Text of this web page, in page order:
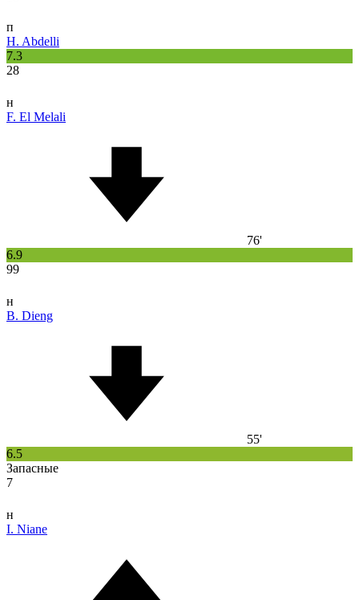
п
H. Abdelli
7.3
28
н
F. El Melali
76'
6.9
99
н
B. Dieng
55'
6.5
Запасные
7
н
I. Niane